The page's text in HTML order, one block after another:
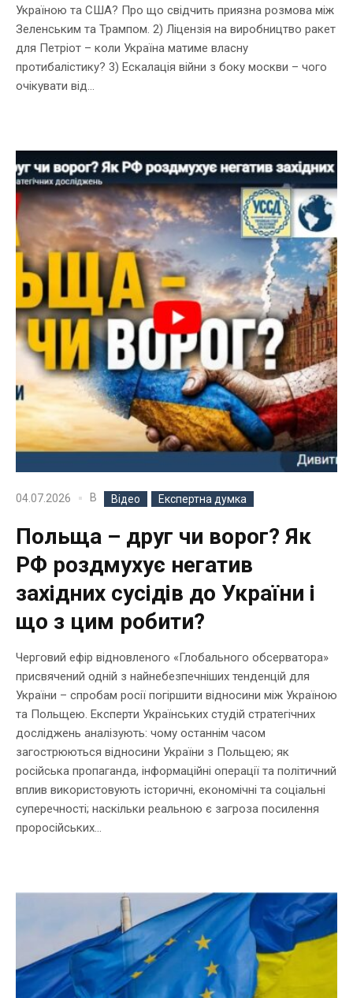
Україною та США? Про що свідчить приязна розмова між
Зеленським та Трампом. 2) Ліцензія на виробництво ракет
для Петріот – коли Україна матиме власну
протибалістику? 3) Ескалація війни з боку москви – чого
очікувати від...
04.07.2026 В Відео Експертна думка
Польща – друг чи ворог? Як
РФ роздмухує негатив
західних сусідів до України і
що з цим робити?
Черговий ефір відновленого «Глобального обсерватора»
присвячений одній з найнебезпечніших тенденцій для
України – спробам росії погіршити відносини між Україною
та Польщею. Експерти Українських студій стратегічних
досліджень аналізують: чому останнім часом
загострюються відносини України з Польщею; як
російська пропаганда, інформаційні операції та політичний
вплив використовують історичні, економічні та соціальні
суперечності; наскільки реальною є загроза посилення
проросійських...